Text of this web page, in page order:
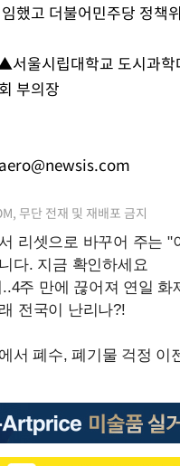
했고 더불어민주당 정책
울시립대학교 도시과
부의장
무단 전재 및 재배포 금지